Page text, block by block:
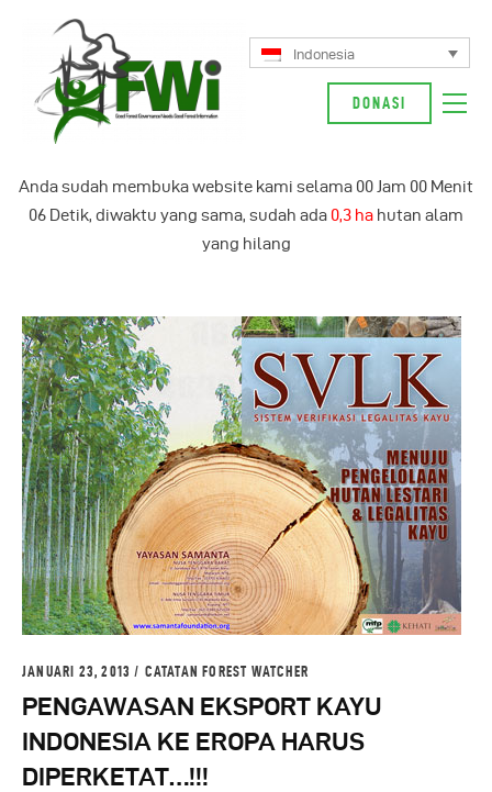
Indonesia
DONASI
Anda sudah membuka website kami selama 00Jam 00 Menit
06 Detik, diwaktu yang sama, sudah ada 0,3 ha hutan alam
yang hilang
Kampanye Kami
JANUARI 23, 2013 CATATAN FOREST WATCHER
PENGAWASAN EKSPORT KAYU
INDONESIA KE EROPA HARUS
DIPERKETAT…!!!